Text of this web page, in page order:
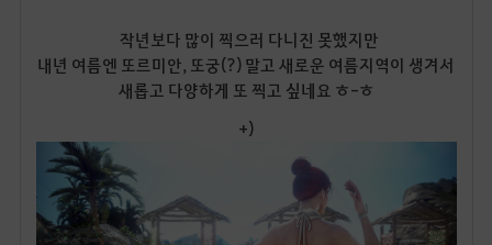
작년보다 많이 찍으러 다니진 못했지만
내년 여름엔 또르미안, 또궁(?) 말고 새로운 여름지역이 생겨서
새롭고 다양하게 또 찍고 싶네요 ㅎ-ㅎ
+)